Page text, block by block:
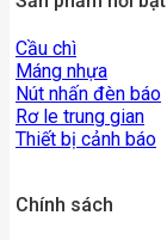
Cầu chì
Máng nhựa
Nút nhấn đèn báo
Rơ le trung gian
Thiết bị cảnh báo
Chính sách